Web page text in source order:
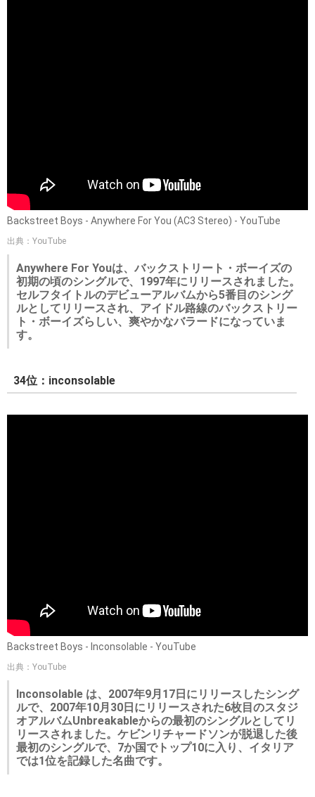
Backstreet Boys - Anywhere For You (AC3 Stereo) - YouTube
出典：YouTube
Anywhere For Youは、バックストリート・ボーイズの
初期の頃のシングルで、1997年にリリースされました。
セルフタイトルのデビューアルバムから5番目のシング
ルとしてリリースされ、アイドル路線のバックストリー
ト・ボーイズらしい、爽やかなバラードになっていま
す。
34位：inconsolable
Backstreet Boys - Inconsolable - YouTube
出典：YouTube
Inconsolable は、2007年9月17日にリリースしたシング
ルで、2007年10月30日にリリースされた6枚目のスタジ
オアルバムUnbreakableからの最初のシングルとしてリ
リースされました。ケビンリチャードソンが脱退した後
最初のシングルで、7か国でトップ10に入り、イタリア
では1位を記録した名曲です。